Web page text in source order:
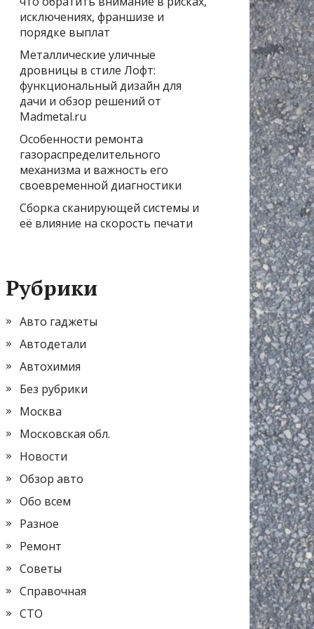
исключениях, франшизе и
порядке выплат
Металлические уличные
дровницы в стиле Лофт:
функциональный дизайн для
дачи и обзор решений от
Madmetal.ru
Особенности ремонта
газораспределительного
механизма и важность его
своевременной диагностики
Сборка сканирующей системы и
её влияние на скорость печати
Рубрики
Авто гаджеты
Автодетали
Автохимия
Без рубрики
Москва
Московская обл.
Новости
Обзор авто
Обо всем
Разное
Ремонт
Советы
Справочная
СТО